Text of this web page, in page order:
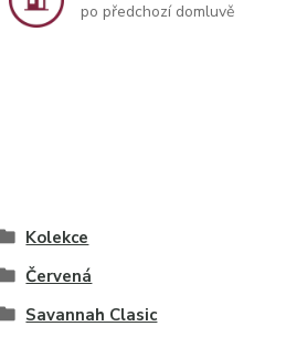
po předchozí domluvě
Kolekce
Červená
Savannah Clasic